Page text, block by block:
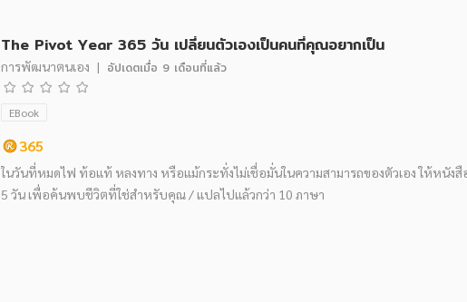
The Pivot Year 365 วัน เปลี่ยนตัวเองเป็นคนที่คุณอยากเป็น
การพัฒนาตนเอง | อัปเดตเมื่อ 9 เดือนที่แล้ว
EBook
365
ในวันที่หมดไฟ ท้อแท้ หลงทาง หรือแม้กระทั่งไม่เชื่อมั่นในความสามารถของตัวเอง ให้หนัง
5 วัน เพื่อค้นพบชีวิตที่ใช่สำหรับคุณ / แปลไปแล้วกว่า 10 ภาษา